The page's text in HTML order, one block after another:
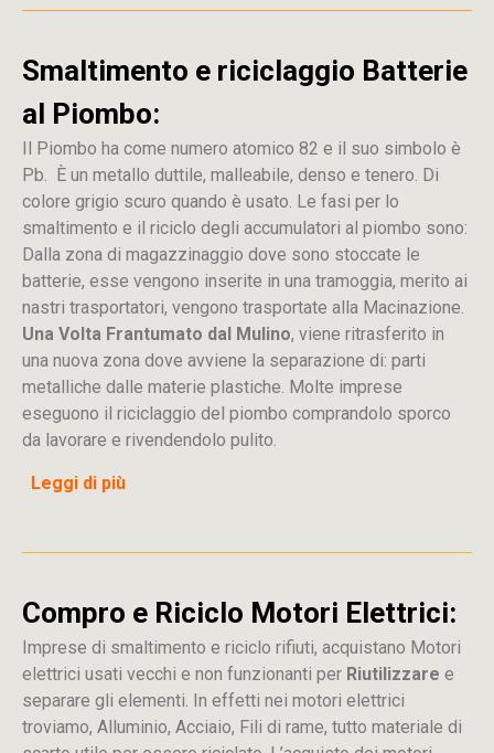
Smaltimento e riciclaggio Batterie
al Piombo:
Il Piombo ha come numero atomico 82 e il suo simbolo è
Pb. È un metallo duttile, malleabile, denso e tenero. Di
colore grigio scuro quando è usato. Le fasi per lo
smaltimento e il riciclo degli accumulatori al piombo sono:
Dalla zona di magazzinaggio dove sono stoccate le
batterie, esse vengono inserite in una tramoggia, merito ai
nastri trasportatori, vengono trasportate alla Macinazione.
Una Volta Frantumato dal Mulino, viene ritrasferito in
una nuova zona dove avviene la separazione di: parti
metalliche dalle materie plastiche. Molte imprese
eseguono il riciclaggio del piombo comprandolo sporco
da lavorare e rivendendolo pulito.
Leggi di più
Compro e Riciclo Motori Elettrici:
Imprese di smaltimento e riciclo rifiuti, acquistano Motori
elettrici usati vecchi e non funzionanti per Riutilizzare e
separare gli elementi. In effetti nei motori elettrici
troviamo, Alluminio, Acciaio, Fili di rame, tutto materiale di